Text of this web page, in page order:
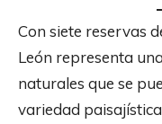
Con siete reservas
León representa
naturales que se
variedad